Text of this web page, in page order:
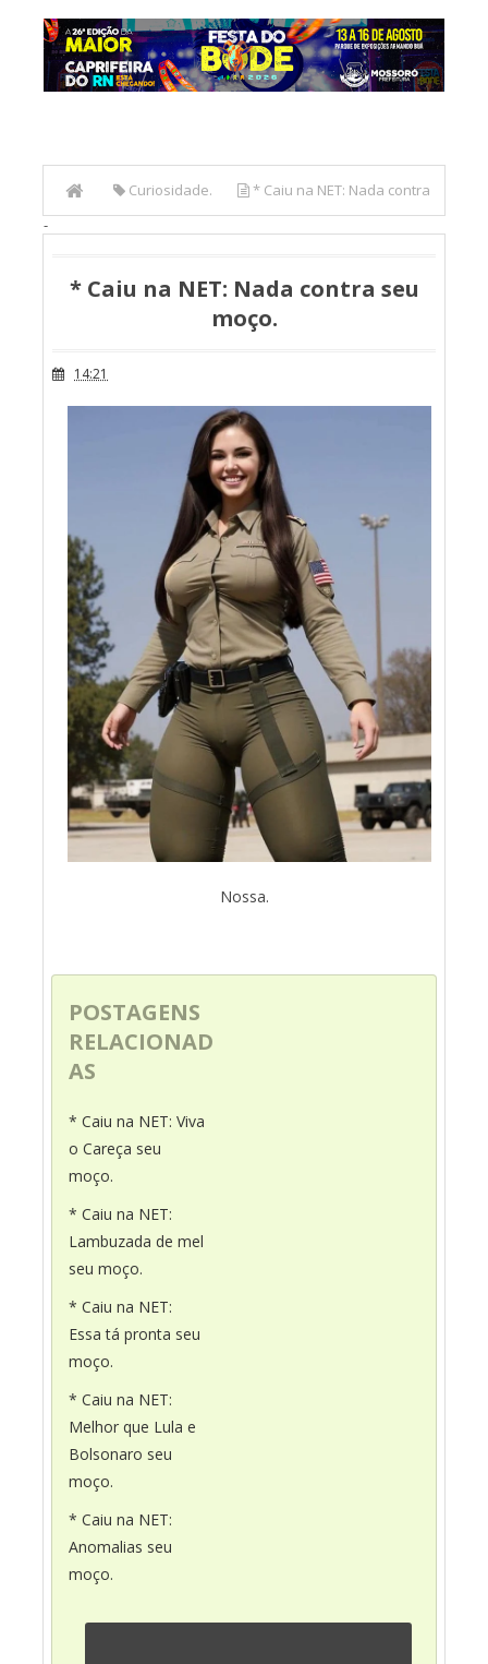
Curiosidade. * Caiu na NET: Nada contra
seu moço.
-
* Caiu na NET: Nada contra seu
moço.
14:21
Nossa.
POSTAGENS
RELACIONAD
AS
* Caiu na NET: Viva
o Careça seu
moço.
* Caiu na NET:
Lambuzada de mel
seu moço.
* Caiu na NET:
Essa tá pronta seu
moço.
* Caiu na NET:
Melhor que Lula e
Bolsonaro seu
moço.
* Caiu na NET:
Anomalias seu
moço.